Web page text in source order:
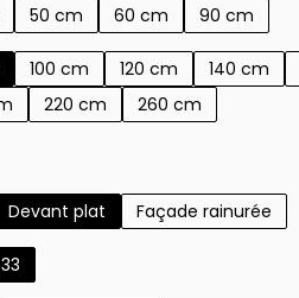
50 cm 60 cm 90 cm
100 cm 120 cm 140 cm
220 cm 260 cm
Devant plat Façade rainurée